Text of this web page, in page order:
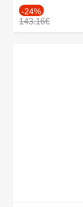
-24%
143.16€